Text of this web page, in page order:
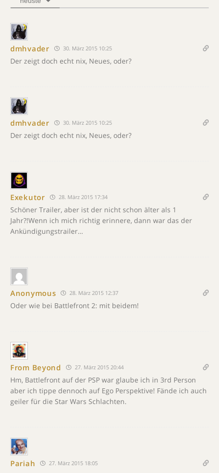
dmhvader 30. März 2015 10:25
Der zeigt doch echt nix, Neues, oder?
dmhvader 30. März 2015 10:25
Der zeigt doch echt nix, Neues, oder?
Exekutor 28. März 2015 17:34
Schöner Trailer, aber ist der nicht schon älter als 1
Jahr?!Wenn ich mich richtig erinnere, dann war das der
Ankündigungstrailer…
Anonymous 28. März 2015 12:37
Oder wie bei Battlefront 2: mit beidem!
From Beyond 27. März 2015 20:44
Hm, Battlefront auf der PSP war glaube ich in 3rd Person
aber ich tippe dennoch auf Ego Perspektive! Fände ich auch
geiler für die Star Wars Schlachten.
Pariah 27. März 2015 18:05